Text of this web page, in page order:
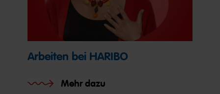
Arbeiten bei HARIBO
Mehr dazu